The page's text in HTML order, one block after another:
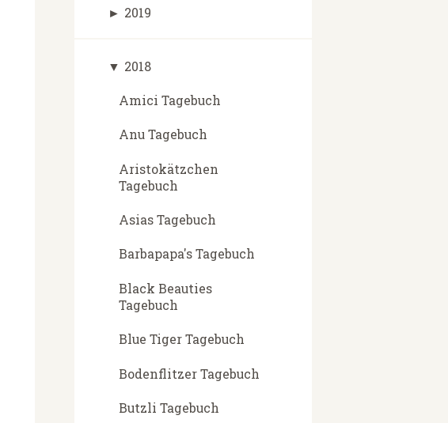
► 2019
▼ 2018
Amici Tagebuch
Anu Tagebuch
Aristokätzchen
Tagebuch
Asias Tagebuch
Barbapapa's Tagebuch
Black Beauties
Tagebuch
Blue Tiger Tagebuch
Bodenflitzer Tagebuch
Butzli Tagebuch